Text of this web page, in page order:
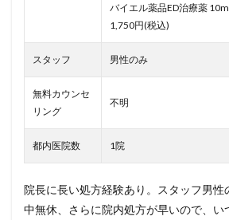
バイエル薬品ED治療薬
1,750円(税込)
スタッフ 男性のみ
無料カウンセ
リング
不明
都内医院数 1院
院長に長い処方経験あり。スタッフ男性
中無休、さらに院内処方が早いので、い